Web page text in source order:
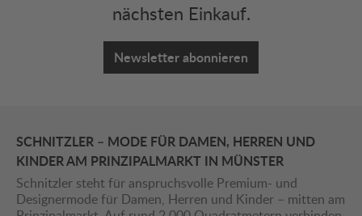
nächsten Einkauf.
Newsletter abonnieren
SCHNITZLER – MODE FÜR DAMEN, HERREN UND
KINDER AM PRINZIPALMARKT IN MÜNSTER
Schnitzler steht für anspruchsvolle Premium- und
Designermode für Damen, Herren und Kinder – mitten am